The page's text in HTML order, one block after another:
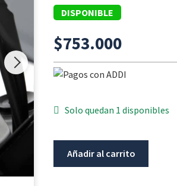
DISPONIBLE
$753.000
Solo quedan 1 disponibles
Añadir al carrito